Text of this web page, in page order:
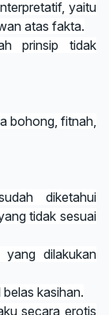
yaitu
atas fakta.
prinsip tidak
bohong, fitnah,
diketahui
tidak sesuai
dilakukan
kasihan.
secara erotis